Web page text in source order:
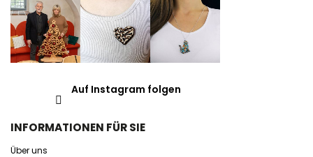
Auf Instagram folgen
INFORMATIONEN FÜR SIE
Über uns